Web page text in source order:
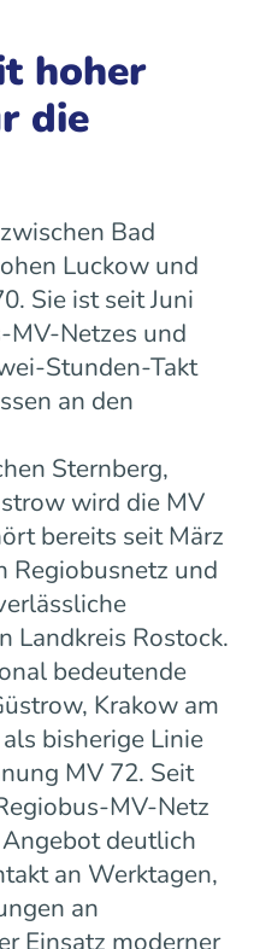
hoher
die
Bad
Luckow und
Sie ist seit Juni
MV-Netzes und
Stunden-Takt
an den
Sternberg,
wird die MV
bereits seit März
Regiobusnetz und
Landkreis Rostock.
bedeutende
Krakow am
bisherige Linie
MV 72. Seit
MV-Netz
deutlich
an Werktagen,
an
Einsatz moderner